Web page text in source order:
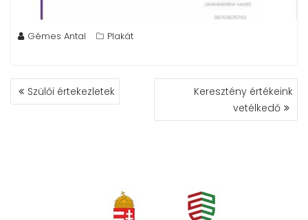
Gémes Antal Plakát
BEJEGYZÉS
NAVIGÁCIÓ
Szülői értekezletek
Keresztény értékeink
vetélkedő